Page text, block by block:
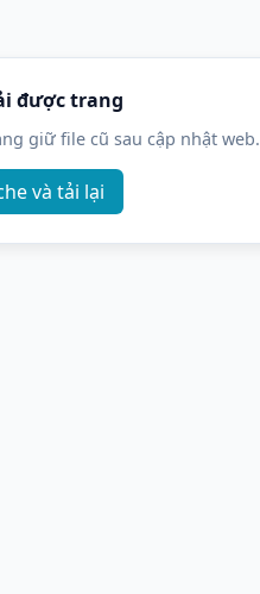
được trang
giữ file cũ sau cập nhật web.
và tải lại